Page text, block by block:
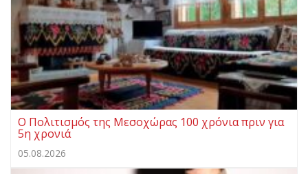
Ο Πολιτισμός της Μεσοχώρας 100 χρόνια πριν για
5η χρονιά
05.08.2026